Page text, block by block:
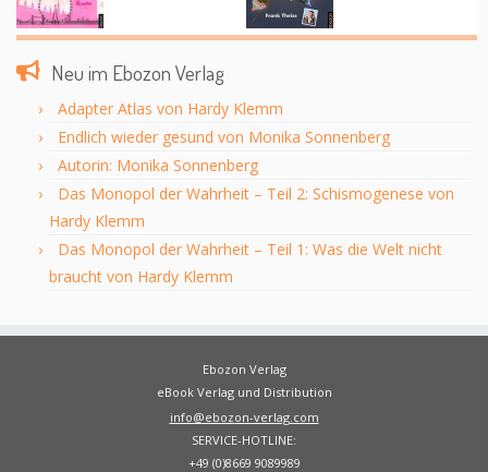
Neu im Ebozon Verlag
Adapter Atlas von Hardy Klemm
Endlich wieder gesund von Monika Sonnenberg
Autorin: Monika Sonnenberg
Das Monopol der Wahrheit – Teil 2: Schismogenese von
Hardy Klemm
Das Monopol der Wahrheit – Teil 1: Was die Welt nicht
braucht von Hardy Klemm
Ebozon Verlag
eBook Verlag und Distribution
info@ebozon-verlag.com
SERVICE-HOTLINE:
+49 (0)8669 9089989